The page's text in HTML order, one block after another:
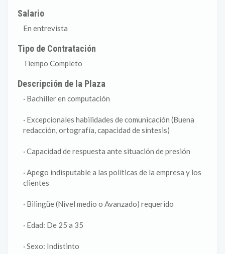
Salario
En entrevista
Tipo de Contratación
Tiempo Completo
Descripción de la Plaza
· Bachiller en computación
· Excepcionales habilidades de comunicación (Buena
redacción, ortografía, capacidad de síntesis)
· Capacidad de respuesta ante situación de presión
· Apego indisputable a las políticas de la empresa y los
clientes
· Bilingüe (Nivel medio o Avanzado) requerido
· Edad: De 25 a 35
· Sexo: Indistinto